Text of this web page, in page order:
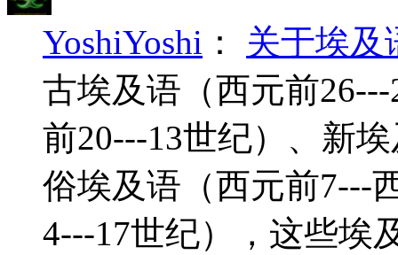
YoshiYoshi ： 关于埃及
古埃及语（西元前
前20---13世纪）、新
俗埃及语（西元前7---
4---17世纪），这些埃